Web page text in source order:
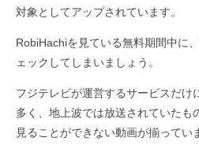
対象としてアップされています。
RobiHachiを見ている無料期間中に
ェックしてしまいましょう。
フジテレビが運営するサービスだけ
多く、地上波では放送されていたも
見ることができない動画が揃ってい